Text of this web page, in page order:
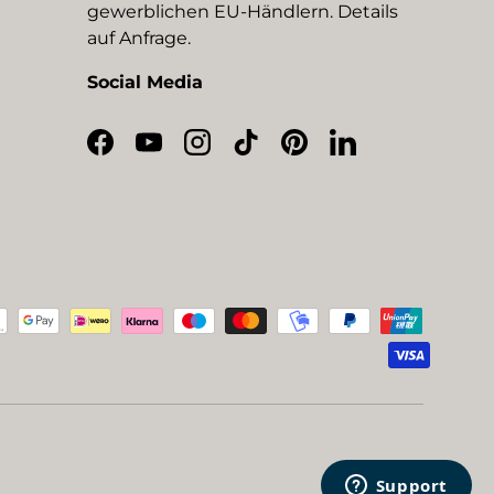
gewerblichen EU-Händlern. Details
auf Anfrage.
Social Media
Facebook
YouTubeInstagram
TikTokPinterestLinkedIn